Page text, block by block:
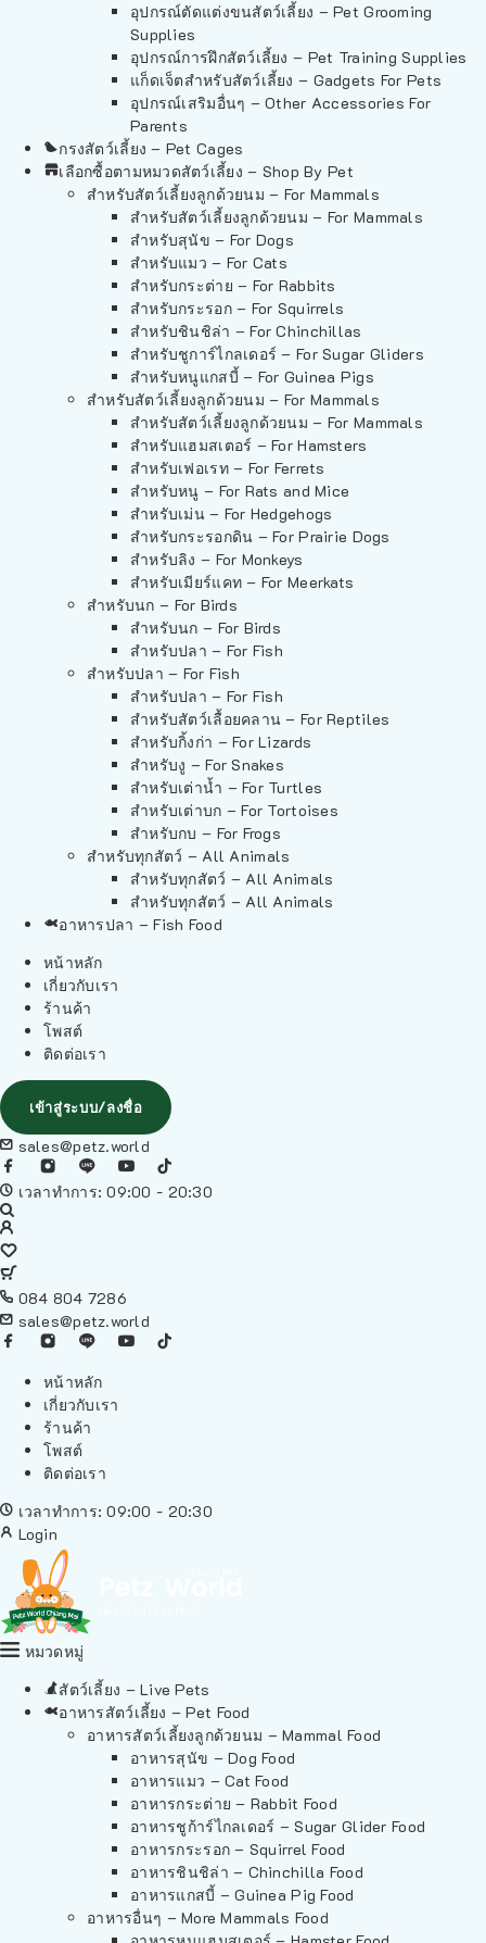
อุปกรณ์ตัดแต่งขนสัตว์เลี้ยง – Pet Grooming
Supplies
อุปกรณ์การฝึกสัตว์เลี้ยง – Pet Training Supplies
แก็ดเจ็ตสำหรับสัตว์เลี้ยง – Gadgets For Pets
อุปกรณ์เสริมอื่นๆ – Other Accessories For
Parents
กรงสัตว์เลี้ยง – Pet Cages
เลือกซื้อตามหมวดสัตว์เลี้ยง – Shop By Pet
สำหรับสัตว์เลี้ยงลูกด้วยนม – For Mammals
สำหรับสัตว์เลี้ยงลูกด้วยนม – For Mammals
สำหรับสุนัข – For Dogs
สำหรับแมว – For Cats
สำหรับกระต่าย – For Rabbits
สำหรับกระรอก – For Squirrels
สำหรับชินชิล่า – For Chinchillas
สำหรับชูการ์ไกลเดอร์ – For Sugar Gliders
สำหรับหนูแกสบี้ – For Guinea Pigs
สำหรับสัตว์เลี้ยงลูกด้วยนม – For Mammals
สำหรับสัตว์เลี้ยงลูกด้วยนม – For Mammals
สำหรับแฮมสเตอร์ – For Hamsters
สำหรับเฟอเรท – For Ferrets
สำหรับหนู – For Rats and Mice
สำหรับเม่น – For Hedgehogs
สำหรับกระรอกดิน – For Prairie Dogs
สำหรับลิง – For Monkeys
สำหรับเมียร์แคท – For Meerkats
สำหรับนก – For Birds
สำหรับนก – For Birds
สำหรับปลา – For Fish
สำหรับปลา – For Fish
สำหรับปลา – For Fish
สำหรับสัตว์เลื้อยคลาน – For Reptiles
สำหรับกิ้งก่า – For Lizards
สำหรับงู – For Snakes
สำหรับเต่าน้ำ – For Turtles
สำหรับเต่าบก – For Tortoises
สำหรับกบ – For Frogs
สำหรับทุกสัตว์ – All Animals
สำหรับทุกสัตว์ – All Animals
สำหรับทุกสัตว์ – All Animals
อาหารปลา – Fish Food
หน้าหลัก
เกี่ยวกับเรา
ร้านค้า
โพสต์
ติดต่อเรา
เข้าสู่ระบบ/ลงชื่อ
sales@petz.world
เวลาทำการ: 09:00 - 20:30
084 804 7286
sales@petz.world
หน้าหลัก
เกี่ยวกับเรา
ร้านค้า
โพสต์
ติดต่อเรา
เวลาทำการ: 09:00 - 20:30
Login
หมวดหมู่
สัตว์เลี้ยง – Live Pets
อาหารสัตว์เลี้ยง – Pet Food
อาหารสัตว์เลี้ยงลูกด้วยนม – Mammal Food
อาหารสุนัข – Dog Food
อาหารแมว – Cat Food
อาหารกระต่าย – Rabbit Food
อาหารชูก้าร์ไกลเดอร์ – Sugar Glider Food
อาหารกระรอก – Squirrel Food
อาหารชินชิล่า – Chinchilla Food
อาหารแกสบี้ – Guinea Pig Food
อาหารอื่นๆ – More Mammals Food